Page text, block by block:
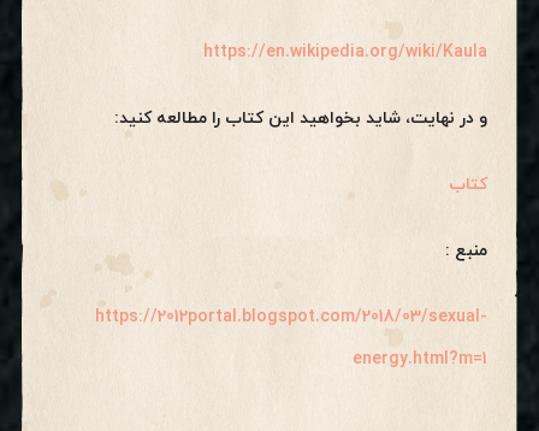
https://en.wikipedia.org/wiki/Kaula
و در نهایت، شاید بخواهید این کتاب را مطالعه کنید:
کتاب
منبع :
https://2012portal.blogspot.com/2018/03/sexual-
energy.html?m=1